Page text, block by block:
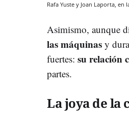
Rafa Yuste y Joan Laporta,
Asimismo, aunque
las máquinas y
fuertes: su relación
partes.
La joya de la